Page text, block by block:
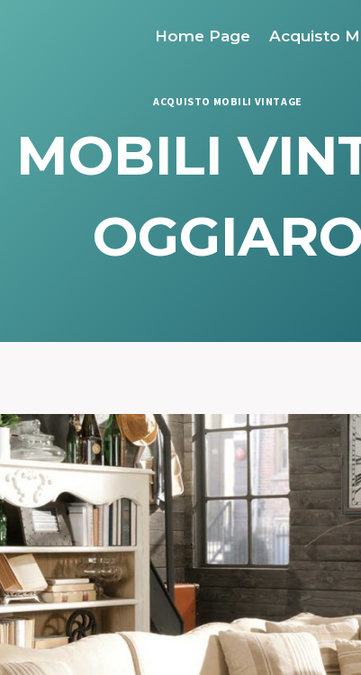
Home Page Acquisto
ACQUISTO MOBILI VINTAGE
MOBILI
OGGIARO